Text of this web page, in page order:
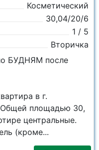
Косметический
30,04/20/6
1 / 5
Вторичка
БУДНЯМ после
в г.
площадью 30,
центральные.
(кроме...